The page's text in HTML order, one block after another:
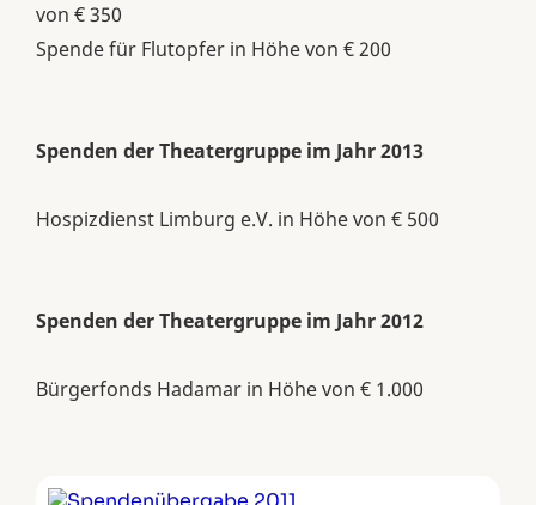
von € 350
Spende für Flutopfer in Höhe von € 200
Spenden der Theatergruppe im Jahr 2013
Hospizdienst Limburg e.V. in Höhe von € 500
Spenden der Theatergruppe im Jahr 2012
Bürgerfonds Hadamar in Höhe von € 1.000